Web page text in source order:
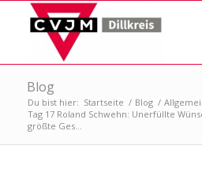
Blog
Du bist hier: Startseite / Blog /
Tag 17 Roland Schwehn: Unerfüllte
größte Ges...